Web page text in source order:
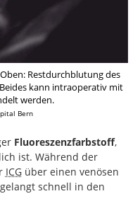
Restdurchblutung des
kann intraoperativ mit
werden.
Bern
Fluoreszenzfarbstoff,
ist. Während der
ICGüber einen venösen
schnell in den